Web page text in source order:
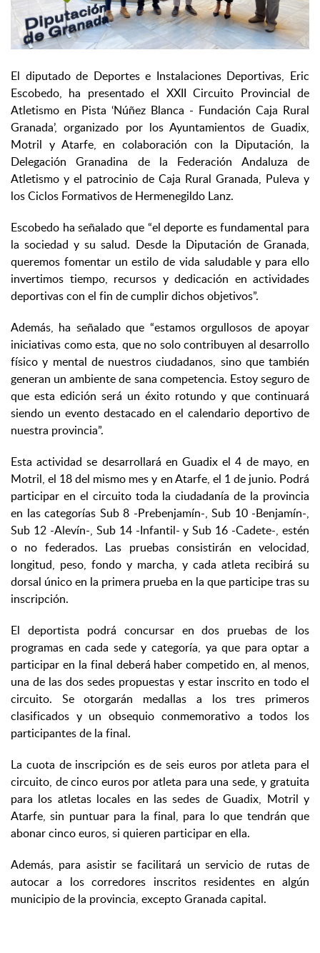
El diputado de Deportes e Instalaciones Deportivas, Eric
Escobedo, ha presentado el XXII Circuito Provincial de
Atletismo en Pista ‘Núñez Blanca - Fundación Caja Rural
Granada’, organizado por los Ayuntamientos de Guadix,
Motril y Atarfe, en colaboración con la Diputación, la
Delegación Granadina de la Federación Andaluza de
Atletismo y el patrocinio de Caja Rural Granada, Puleva y
los Ciclos Formativos de Hermenegildo Lanz.
Escobedo ha señalado que “el deporte es fundamental para
la sociedad y su salud. Desde la Diputación de Granada,
queremos fomentar un estilo de vida saludable y para ello
invertimos tiempo, recursos y dedicación en actividades
deportivas con el fin de cumplir dichos objetivos”.
Además, ha señalado que “estamos orgullosos de apoyar
iniciativas como esta, que no solo contribuyen al desarrollo
físico y mental de nuestros ciudadanos, sino que también
generan un ambiente de sana competencia. Estoy seguro de
que esta edición será un éxito rotundo y que continuará
siendo un evento destacado en el calendario deportivo de
nuestra provincia”.
Esta actividad se desarrollará en Guadix el 4 de mayo, en
Motril, el 18 del mismo mes y en Atarfe, el 1 de junio. Podrá
participar en el circuito toda la ciudadanía de la provincia
en las categorías Sub 8 -Prebenjamín-, Sub 10 -Benjamín-,
Sub 12 -Alevín-, Sub 14 -Infantil- y Sub 16 -Cadete-, estén
o no federados. Las pruebas consistirán en velocidad,
longitud, peso, fondo y marcha, y cada atleta recibirá su
dorsal único en la primera prueba en la que participe tras su
inscripción.
El deportista podrá concursar en dos pruebas de los
programas en cada sede y categoría, ya que para optar a
participar en la final deberá haber competido en, al menos,
una de las dos sedes propuestas y estar inscrito en todo el
circuito. Se otorgarán medallas a los tres primeros
clasificados y un obsequio conmemorativo a todos los
participantes de la final.
La cuota de inscripción es de seis euros por atleta para el
circuito, de cinco euros por atleta para una sede, y gratuita
para los atletas locales en las sedes de Guadix, Motril y
Atarfe, sin puntuar para la final, para lo que tendrán que
abonar cinco euros, si quieren participar en ella.
Además, para asistir se facilitará un servicio de rutas de
autocar a los corredores inscritos residentes en algún
municipio de la provincia, excepto Granada capital.